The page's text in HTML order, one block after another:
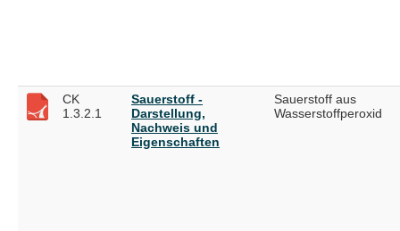
CK
1.3.2.1
Sauerstoff -
Darstellung,
Nachweis und
Eigenschaften
Sauerstoff aus
Wasserstoffperoxid